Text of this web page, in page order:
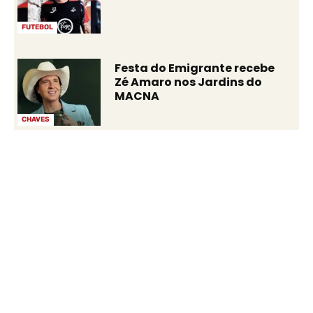
FUTEBOL
CHAVES
Festa do Emigrante recebe
Zé Amaro nos Jardins do
MACNA